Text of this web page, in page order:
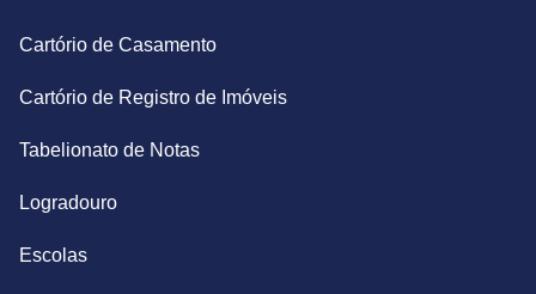
Cartório de Casamento
Cartório de Registro de Imóveis
Tabelionato de Notas
Logradouro
Escolas